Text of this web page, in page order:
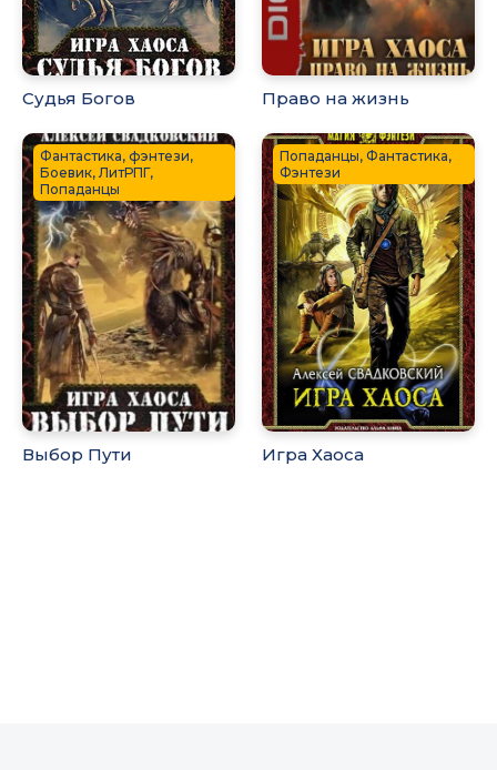
Судья Богов Право на жизнь
Фантастика, фэнтези,
Боевик, ЛитРПГ,
Попаданцы
Выбор Пути
Попаданцы, Фантастика,
Фэнтези
Игра Хаоса